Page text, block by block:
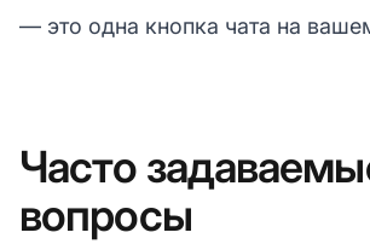
— это одна кнопка чата на
Часто
вопросы